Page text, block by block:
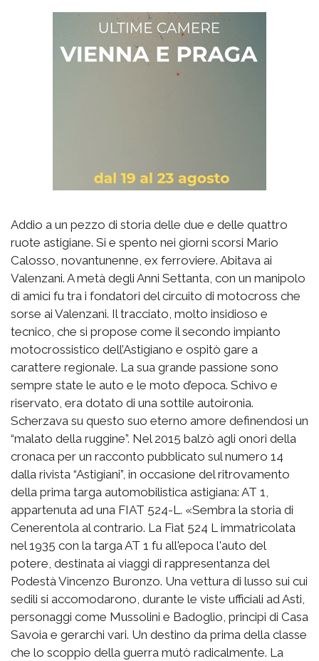
Addio a un pezzo di storia delle due e delle quattro
ruote astigiane. Si e spento nei giorni scorsi Mario
Calosso, novantunenne, ex ferroviere. Abitava ai
Valenzani. A metà degli Anni Settanta, con un manipolo
di amici fu tra i fondatori del circuito di motocross che
sorse ai Valenzani. Il tracciato, molto insidioso e
tecnico, che si propose come il secondo impianto
motocrossistico dell’Astigiano e ospitò gare a
carattere regionale. La sua grande passione sono
sempre state le auto e le moto d’epoca. Schivo e
riservato, era dotato di una sottile autoironia.
Scherzava su questo suo eterno amore definendosi un
“malato della ruggine”. Nel 2015 balzò agli onori della
cronaca per un racconto pubblicato sul numero 14
dalla rivista “Astigiani”, in occasione del ritrovamento
della prima targa automobilistica astigiana: AT 1,
appartenuta ad una FIAT 524-L. «Sembra la storia di
Cenerentola al contrario. La Fiat 524 L immatricolata
nel 1935 con la targa AT 1 fu all'epoca l'auto del
potere, destinata ai viaggi di rappresentanza del
Podestà Vincenzo Buronzo. Una vettura di lusso sui cui
sedili si accomodarono, durante le viste ufficiali ad Asti,
personaggi come Mussolini e Badoglio, principi di Casa
Savoia e gerarchi vari. Un destino da prima della classe
che lo scoppio della guerra mutò radicalmente. La